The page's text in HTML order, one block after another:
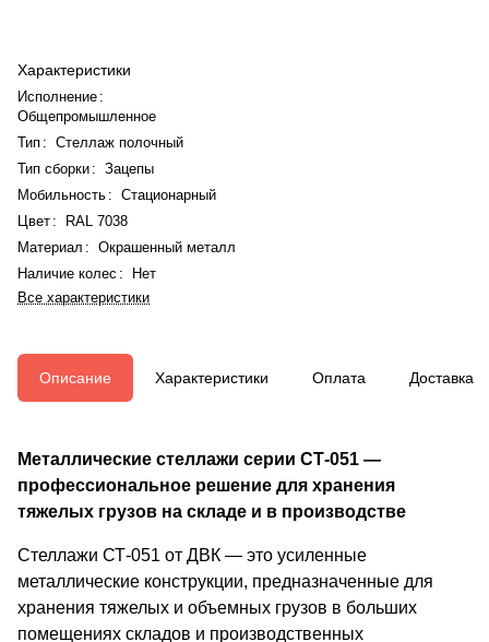
Характеристики
Исполнение :
Общепромышленное
Тип : Стеллаж полочный
Тип сборки: Зацепы
Мобильность : Стационарный
Цвет :
RAL 7038
Материал : Окрашенный металл
Наличие колес :
Нет
Все характеристики
Описание Характеристики Оплата Доставка
Металлические стеллажи серии СТ-051 —
профессиональное решение для хранения
тяжелых грузов на складе и в производстве
Стеллажи СТ-051 от ДВК — это усиленные
металлические конструкции, предназначенные для
хранения тяжелых и объемных грузов в больших
помещениях складов и производственных